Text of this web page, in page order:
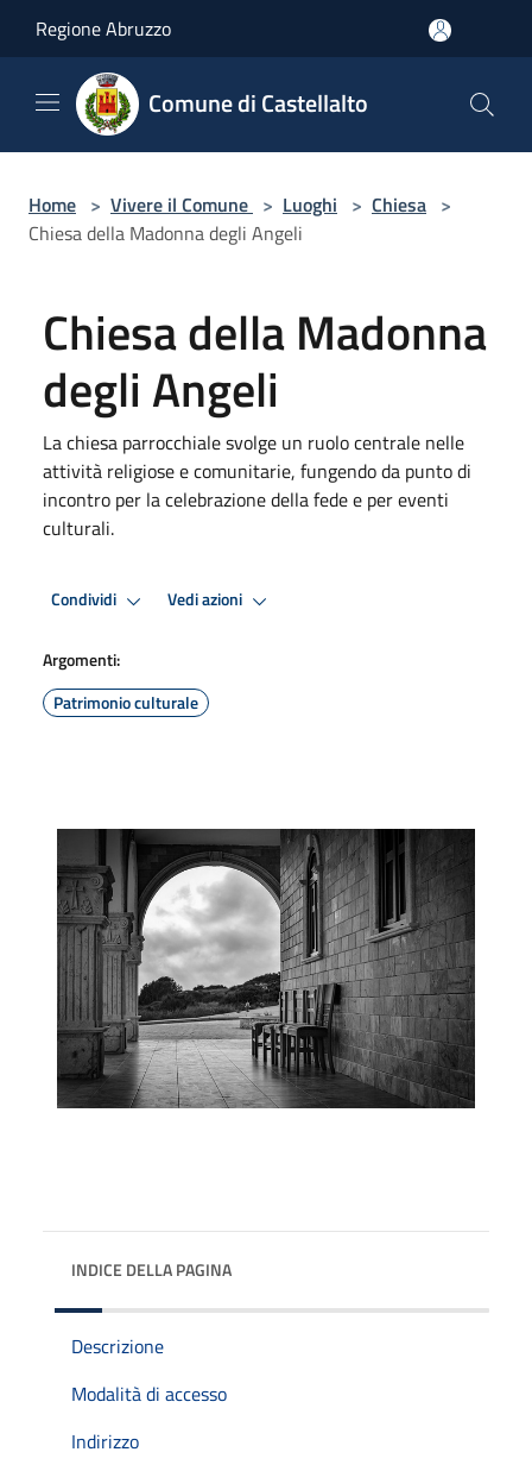
Regione Abruzzo
Comune di Castellalto
Home > Vivere il Comune > Luoghi > Chiesa >
Chiesa della Madonna degli Angeli
Chiesa della Madonna
degli Angeli
La chiesa parrocchiale svolge un ruolo centrale nelle
attività religiose e comunitarie, fungendo da punto di
incontro per la celebrazione della fede e per eventi
culturali.
Condividi Vedi azioni
Argomenti:
Patrimonio culturale
INDICE DELLA PAGINA
Descrizione
Modalità di accesso
Indirizzo